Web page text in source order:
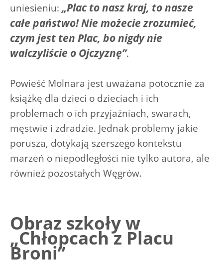
uniesieniu: „Plac to nasz kraj, to nasze
całe państwo! Nie możecie zrozumieć,
czym jest ten Plac, bo nigdy nie
walczyliście o Ojczyznę”.
Powieść Molnara jest uważana potocznie za
książkę dla dzieci o dzieciach i ich
problemach o ich przyjaźniach, swarach,
męstwie i zdradzie. Jednak problemy jakie
porusza, dotykają szerszego kontekstu
marzeń o niepodległości nie tylko autora, ale
również pozostałych Węgrów.
Obraz szkoły w
„Chłopcach z Placu
Broni”